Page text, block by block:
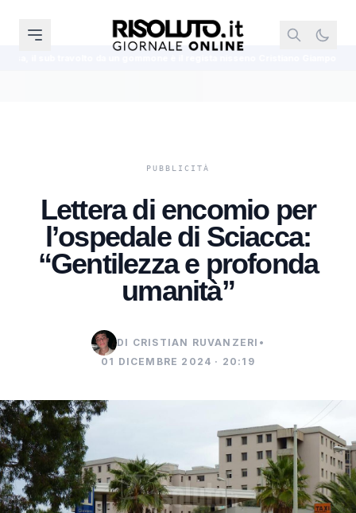
Lettera di encomio per
l’ospedale di Sciacca:
“Gentilezza e profonda
umanità”
DI CRISTIAN RUVANZERI •
01 DICEMBRE 2024 · 20:19